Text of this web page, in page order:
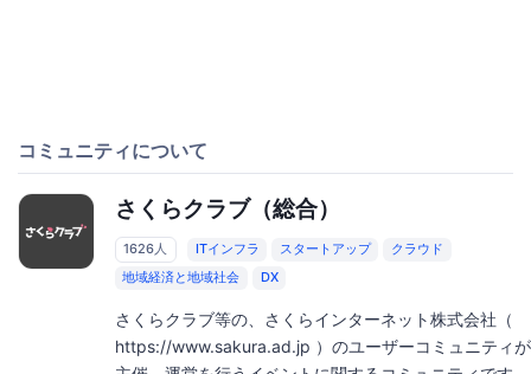
コミュニティについて
さくらクラブ（総合）
1626人 ITインフラ スタートアップ
クラウド
地域経済と地域社会
DX
さくらクラブ等の、さくらインターネット株式会社（
https://www.sakura.ad.jp ）のユーザーコミュニティが